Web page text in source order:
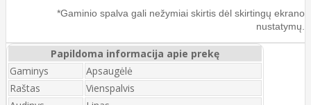
*Gaminio spalva gali nežymiai skirtis dėl skirtingų ekrano
nustatymų.
Papildoma informacija apie prekę
Gaminys
Apsaugėlė
Raštas
Vienspalvis